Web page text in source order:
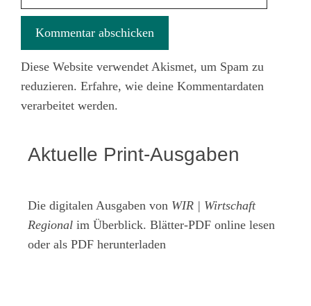
Diese Website verwendet Akismet, um Spam zu
reduzieren. Erfahre, wie deine Kommentardaten
verarbeitet werden.
Aktuelle Print-Ausgaben
Die digitalen Ausgaben von WIR | Wirtschaft
Regional im Überblick. Blätter-PDF online lesen
oder als PDF herunterladen